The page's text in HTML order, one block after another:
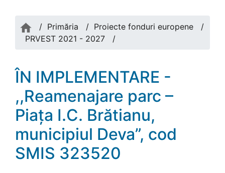
/ Primăria / Proiecte fonduri europene
/
PRVEST 2021 - 2027
/
ÎN IMPLEMENTARE -
,,Reamenajare parc –
Piața I.C. Brătianu,
municipiul Deva”, cod
SMIS 323520